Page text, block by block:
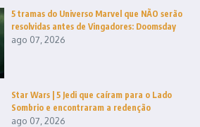
5 tramas do Universo Marvel que NÃO serão
resolvidas antes de Vingadores: Doomsday
ago 07, 2026
Star Wars | 5 Jedi que caíram para o Lado
Sombrio e encontraram a redenção
ago 07, 2026